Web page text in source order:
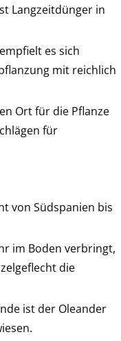
Langzeitdünger in
es sich
mit reichlich
Ort für die Pflanze
für
von Südspanien bis
im Boden verbringt,
die
ist der Oleander